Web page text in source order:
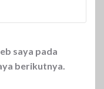
saya pada
berikutnya.